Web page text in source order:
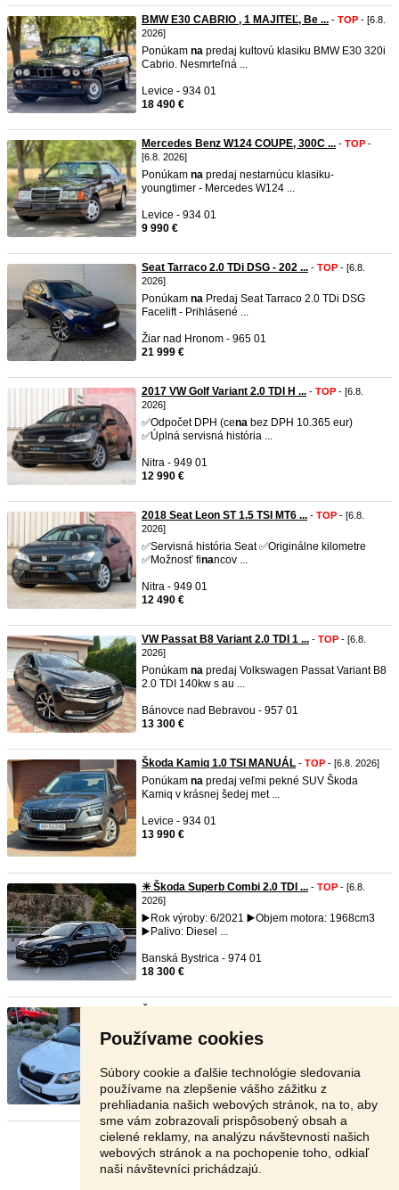
Používame cookies
Súbory cookie a ďalšie technológie sledovania
používame na zlepšenie vášho zážitku z
prehliadania našich webových stránok, na to, aby
sme vám zobrazovali prispôsobený obsah a
cielené reklamy, na analýzu návštevnosti našich
webových stránok a na pochopenie toho, odkiaľ
naši návštevníci prichádzajú.
BMW E30 CABRIO , 1 MAJITEĽ, Be ... - TOP - [6.8.
2026]
Ponúkam na predaj kultovú klasiku BMW E30 320i
Cabrio. Nesmrteľná ...
Levice - 934 01
18 490 €
Mercedes Benz W124 COUPE, 300C ... - TOP -
[6.8. 2026]
Ponúkam na predaj nestarnúcu klasiku-
youngtimer - Mercedes W124 ...
Levice - 934 01
9 990 €
Seat Tarraco 2.0 TDi DSG - 202 ... - TOP - [6.8.
2026]
Ponúkam na Predaj Seat Tarraco 2.0 TDi DSG
Facelift - Prihlásené ...
Žiar nad Hronom - 965 01
21 999 €
2017 VW Golf Variant 2.0 TDI H ... - TOP - [6.8.
2026]
✅Odpočet DPH (cena bez DPH 10.365 eur)
✅Úplná servisná história ...
Nitra - 949 01
12 990 €
2018 Seat Leon ST 1.5 TSI MT6 ... - TOP - [6.8.
2026]
✅Servisná história Seat ✅Originálne kilometre
✅Možnosť financov ...
Nitra - 949 01
12 490 €
VW Passat B8 Variant 2.0 TDI 1 ... - TOP - [6.8.
2026]
Ponúkam na predaj Volkswagen Passat Variant B8
2.0 TDI 140kw s au ...
Bánovce nad Bebravou - 957 01
13 300 €
Škoda Kamiq 1.0 TSI MANUÁL - TOP - [6.8. 2026]
Ponúkam na predaj veľmi pekné SUV Škoda
Kamiq v krásnej šedej met ...
Levice - 934 01
13 990 €
✳️ Škoda Superb Combi 2.0 TDI ... - TOP - [6.8.
2026]
▶️Rok výroby: 6/2021 ▶️Objem motora: 1968cm3
▶️Palivo: Diesel ...
Banská Bystrica - 974 01
18 300 €
Ponúkamnapredaj zachovalú a peknú Škodu
Žilina - 010 01
6 190 €
Stránka: 1 2 3 Ďalšia